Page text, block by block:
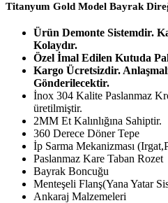
Titanyum Gold Model Bayrak
Ürün Demonte Sistemdir.
Kolaydır.
Özel İmal Edilen Kutuda
Kargo Ücretsizdir.
Gönderilecektir.
İnox 304 Kalite Paslanmaz
üretilmiştir.
2MM Et Kalınlığına Sahiptir.
360 Derece Döner Tepe
İp Sarma Mekanizması
Paslanmaz Kare Taban Rozet
Bayrak Boncuğu
Menteşeli Flanş(Yana Yatar
Ankaraj Malzemeleri